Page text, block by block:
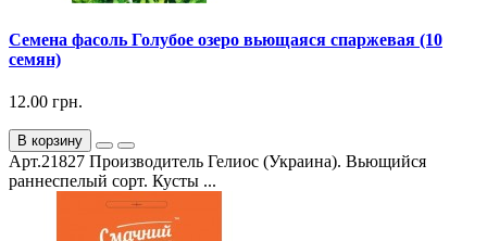
Семена фасоль Голубое озеро вьющаяся спаржевая (10
семян)
12.00 грн.
В корзину
Арт.21827 Производитель Гелиос (Украина). Вьющийся
раннеспелый сорт. Кусты ...